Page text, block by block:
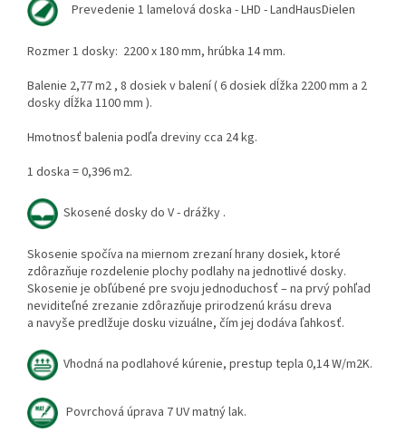
Prevedenie 1 lamelová doska - LHD - LandHausDielen
Rozmer 1 dosky: 2200 x 180 mm, hrúbka 14 mm.
Balenie 2,77 m2 , 8 dosiek v balení ( 6 dosiek dĺžka 2200 mm a 2
dosky dĺžka 1100 mm ).
Hmotnosť balenia podľa dreviny cca 24 kg.
1 doska = 0,396 m2.
Skosené dosky do V - drážky .
Skosenie spočíva na miernom zrezaní hrany dosiek, ktoré
zdôrazňuje rozdelenie plochy podlahy na jednotlivé dosky.
Skosenie je obľúbené pre svoju jednoduchosť – na prvý pohľad
neviditeľné zrezanie zdôrazňuje prirodzenú krásu dreva
a navyše predlžuje dosku vizuálne, čím jej dodáva ľahkosť.
Vhodná na podlahové kúrenie, prestup tepla 0,14 W/m2K.
Povrchová úprava 7 UV matný lak.